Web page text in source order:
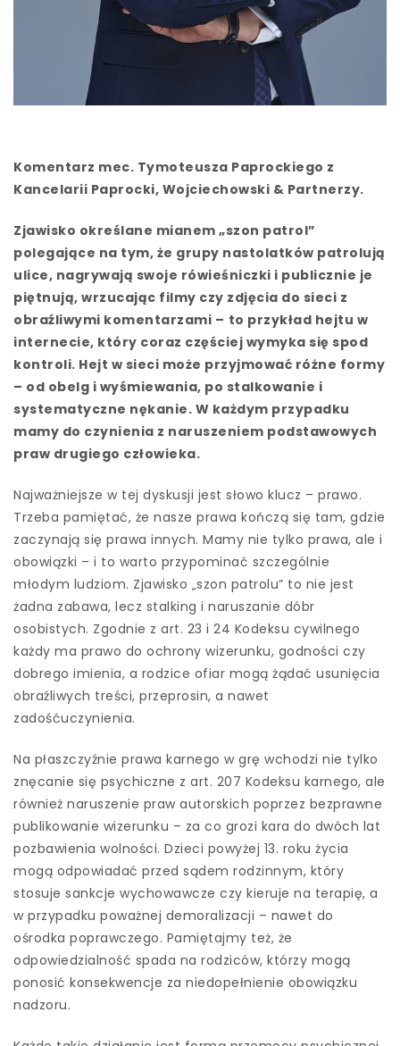
Komentarz mec. Tymoteusza Paprockiego z
Kancelarii Paprocki, Wojciechowski & Partnerzy.
Zjawisko określane mianem „szon patrol”
polegające na tym, że grupy nastolatków patrolują
ulice, nagrywają swoje rówieśniczki i publicznie je
piętnują, wrzucając filmy czy zdjęcia do sieci z
obraźliwymi komentarzami – to przykład hejtu w
internecie, który coraz częściej wymyka się spod
kontroli. Hejt w sieci może przyjmować różne formy
– od obelg i wyśmiewania, po stalkowanie i
systematyczne nękanie. W każdym przypadku
mamy do czynienia z naruszeniem podstawowych
praw drugiego człowieka.
Najważniejsze w tej dyskusji jest słowo klucz – prawo.
Trzeba pamiętać, że nasze prawa kończą się tam, gdzie
zaczynają się prawa innych. Mamy nie tylko prawa, ale i
obowiązki – i to warto przypominać szczególnie
młodym ludziom. Zjawisko „szon patrolu” to nie jest
żadna zabawa, lecz stalking i naruszanie dóbr
osobistych. Zgodnie z art. 23 i 24 Kodeksu cywilnego
każdy ma prawo do ochrony wizerunku, godności czy
dobrego imienia, a rodzice ofiar mogą żądać usunięcia
obraźliwych treści, przeprosin, a nawet
zadośćuczynienia.
Na płaszczyźnie prawa karnego w grę wchodzi nie tylko
znęcanie się psychiczne z art. 207 Kodeksu karnego, ale
również naruszenie praw autorskich poprzez bezprawne
publikowanie wizerunku – za co grozi kara do dwóch lat
pozbawienia wolności. Dzieci powyżej 13. roku życia
mogą odpowiadać przed sądem rodzinnym, który
stosuje sankcje wychowawcze czy kieruje na terapię, a
w przypadku poważnej demoralizacji – nawet do
ośrodka poprawczego. Pamiętajmy też, że
odpowiedzialność spada na rodziców, którzy mogą
ponosić konsekwencje za niedopełnienie obowiązku
nadzoru.